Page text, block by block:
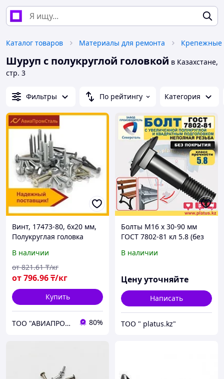
Каталог товаров Материалы для ремонта Крепежные
Шуруп с полукруглой головкой в Казахстане,
стр. 3
Фильтры По рейтингу Категория
Винт, 17473-80, 6х20 мм,
Полукруглая головка
В наличии
от796.96₸/кг
от 821.61 ₸/кг
Купить
ТОО "АВИАПРОМСТАЛЬ" 80%
Болты М16 х 30-90 мм
ГОСТ 7802-81 кл 5.8 (без
ДОРОЖНЫЙ
В наличии
Цену уточняйте
Написать
ТОО " platus.kz"